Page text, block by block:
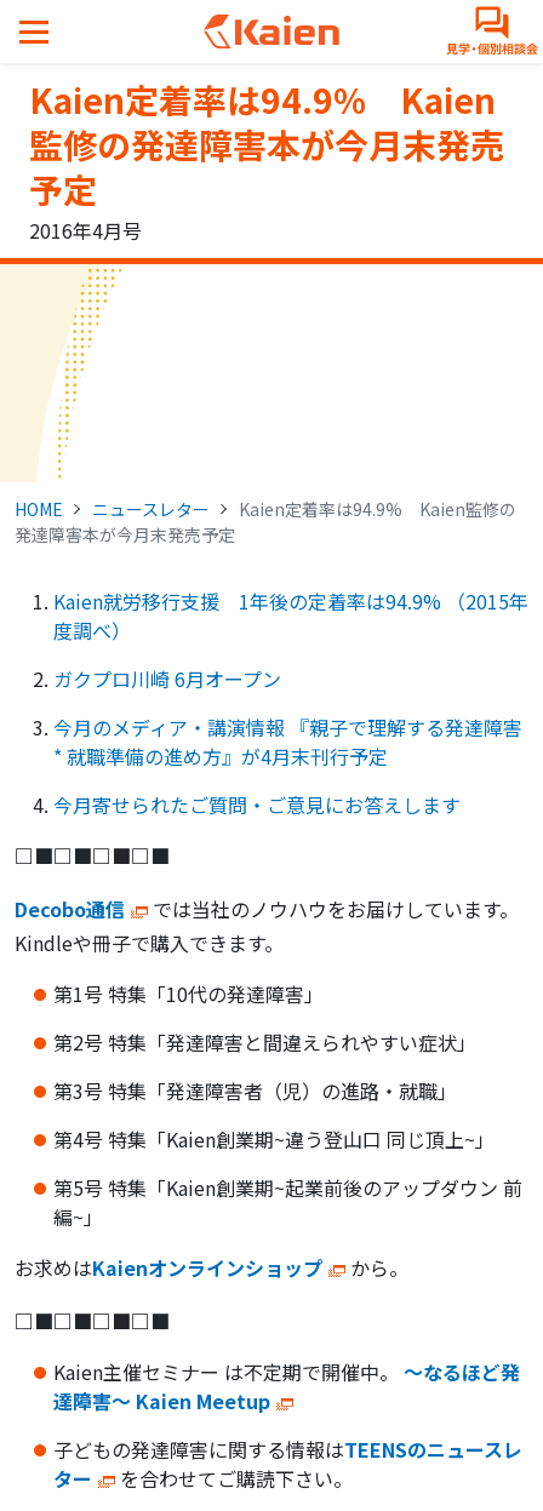
Kaien定着率は94.9% Kaien
監修の発達障害本が今月末発売
予定
2016年4月号
HOME ニュースレター
Kaien定着率は94.9% Kaien監修の
発達障害本が今月末発売予定
Kaien就労移行支援 1年後の定着率は94.9% （2015年
度調べ）
ガクプロ川崎 6月オープン
今月のメディア・講演情報 『親子で理解する発達障害
* 就職準備の進め方』が4月末刊行予定
今月寄せられたご質問・ご意見にお答えします
□■□■□■□■
Decobo通信
では当社のノウハウをお届けしています。
Kindleや冊子で購入できます。
第1号 特集「10代の発達障害」
第2号 特集「発達障害と間違えられやすい症状」
第3号 特集「発達障害者（児）の進路・就職」
第4号 特集「Kaien創業期~違う登山口 同じ頂上~」
第5号 特集「Kaien創業期~起業前後のアップダウン 前
編~」
お求めはKaienオンラインショップ
から。
□■□■□■□■
Kaien主催セミナー は不定期で開催中。 ～なるほど発
達障害～ Kaien Meetup
子どもの発達障害に関する情報はTEENSのニュースレ
ター
を合わせてご購読下さい。